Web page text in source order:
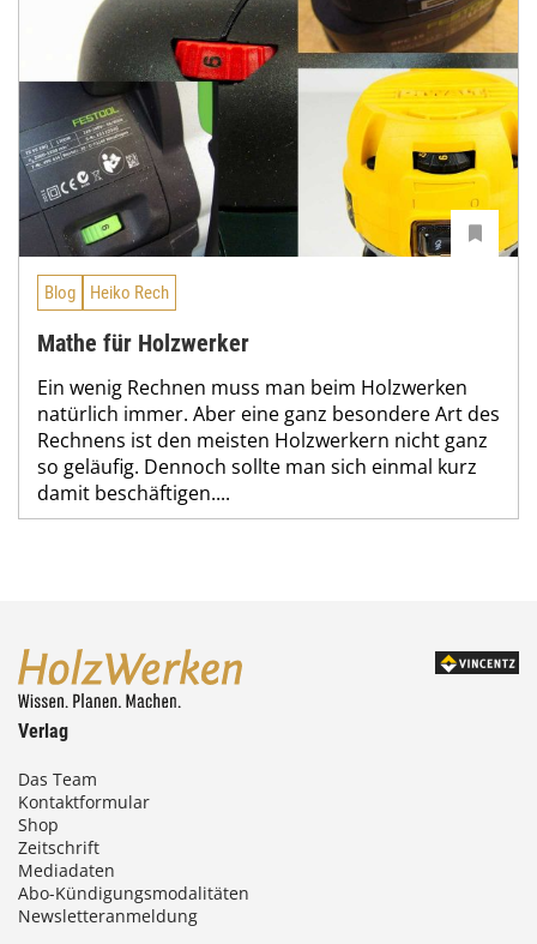
Blog Heiko Rech
Mathe für Holzwerker
Ein wenig Rechnen muss man beim Holzwerken
natürlich immer. Aber eine ganz besondere Art des
Rechnens ist den meisten Holzwerkern nicht ganz
so geläufig. Dennoch sollte man sich einmal kurz
damit beschäftigen....
Verlag
Das Team
Kontaktformular
Shop
Zeitschrift
Mediadaten
Abo-Kündigungsmodalitäten
Newsletteranmeldung